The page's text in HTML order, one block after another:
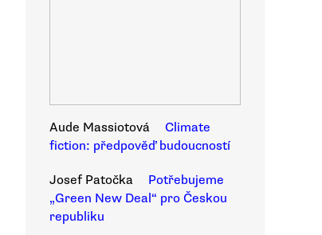
Aude Massiotová
Climate
fiction: předpověď budoucností
Josef Patočka
Potřebujeme
„Green New Deal“ pro Českou
republiku